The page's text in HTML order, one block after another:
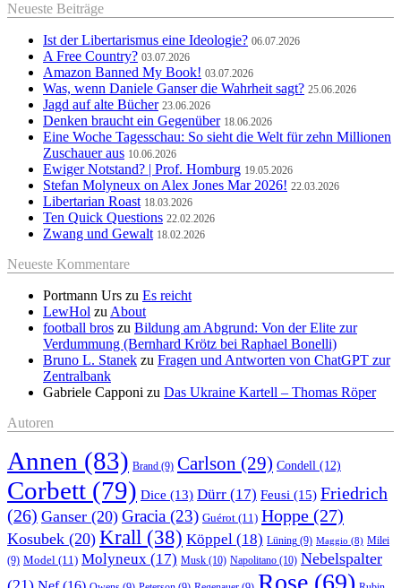
Neueste Beiträge
Ist der Libertarismus eine Ideologie? 06.07.2026
A Free Country? 03.07.2026
Amazon Banned My Book! 03.07.2026
Was, wenn Daniele Ganser die Wahrheit sagt? 25.06.2026
Jagd auf alte Bücher 23.06.2026
Denken braucht ein Gegenüber 18.06.2026
Eine Woche Tagesschau: So sieht die Welt für zehn Millionen
Zuschauer aus 10.06.2026
Ewiger Notstand? | Prof. Homburg 19.05.2026
Stefan Molyneux on Alex Jones Mar 2026! 22.03.2026
Libertarian Roast 18.03.2026
Ten Quick Questions 22.02.2026
Zwang und Gewalt 18.02.2026
Neueste Kommentare
Portmann Urs zu Es reicht
LewHol zuAbout
football bros zu Bildung am Abgrund: Von der Elite zur
Verdummung (Bernhard Krötz bei Raphael Bonelli)
Bruno L. Stanek zu Fragen und Antworten von ChatGPT zur
Zentralbank
Gabriele Capponi zu Das Ukraine Kartell – Thomas Röper
Autoren
Annen (83) Brand (9) Carlson (29) Condell (12)
Corbett (79) Dice (13) Dürr (17) Feusi (15) Friedrich
(26) Ganser (20) Gracia (23) Guérot (11) Hoppe (27)
Kosubek (20) Krall (38) Köppel (18) Lüning (9) Maggio (8) Milei
(9) Model (11) Molyneux (17) Musk (10) Napolitano (10) Nebelspalter